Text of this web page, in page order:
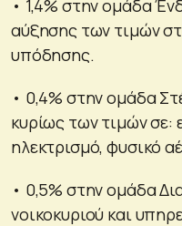
• 1,4% στην ομάδα
αύξησης των τιμών
υπόδησης.
• 0,4% στην ομάδα
κυρίως των τιμών σε:
ηλεκτρισμό, φυσικό
• 0,5% στην ομάδα
νοικοκυριού και